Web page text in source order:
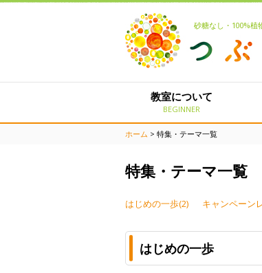
砂糖なし・100%植
教室について
BEGINNER
ホーム > 特集・テーマ一覧
特集・テーマ一覧
はじめの一歩(2) キャンペーン
はじめの一歩